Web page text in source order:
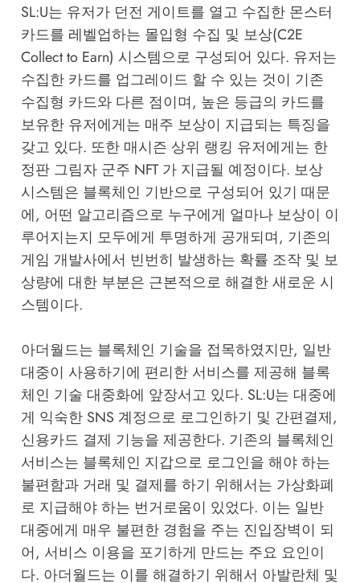
SL:U는 유저가 던전 게이트를 열고 수집한 몬스터
카드를 레벨업하는 몰입형 수집 및 보상(C2E
Collect to Earn) 시스템으로 구성되어 있다. 유저는
수집한 카드를 업그레이드 할 수 있는 것이 기존
수집형 카드와 다른 점이며, 높은 등급의 카드를
보유한 유저에게는 매주 보상이 지급되는 특징을
갖고 있다. 또한 매시즌 상위 랭킹 유저에게는 한
정판 그림자 군주 NFT 가 지급될 예정이다. 보상
시스템은 블록체인 기반으로 구성되어 있기 때문
에, 어떤 알고리즘으로 누구에게 얼마나 보상이 이
루어지는지 모두에게 투명하게 공개되며, 기존의
게임 개발사에서 빈번히 발생하는 확률 조작 및 보
상량에 대한 부분은 근본적으로 해결한 새로운 시
스템이다.
아더월드는 블록체인 기술을 접목하였지만, 일반
대중이 사용하기에 편리한 서비스를 제공해 블록
체인 기술 대중화에 앞장서고 있다. SL:U는 대중에
게 익숙한 SNS 계정으로 로그인하기 및 간편결제,
신용카드 결제 기능을 제공한다. 기존의 블록체인
서비스는 블록체인 지갑으로 로그인을 해야 하는
불편함과 거래 및 결제를 하기 위해서는 가상화폐
로 지급해야 하는 번거로움이 있었다. 이는 일반
대중에게 매우 불편한 경험을 주는 진입장벽이 되
어, 서비스 이용을 포기하게 만드는 주요 요인이
다. 아더월드는 이를 해결하기 위해서 아발란체 및